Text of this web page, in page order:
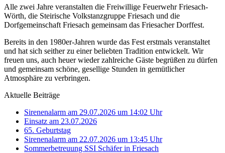
Alle zwei Jahre veranstalten die Freiwillige Feuerwehr Friesach-
Wörth, die Steirische Volkstanzgruppe Friesach und die
Dorfgemeinschaft Friesach gemeinsam das Friesacher Dorffest.
Bereits in den 1980er-Jahren wurde das Fest erstmals veranstaltet
und hat sich seither zu einer beliebten Tradition entwickelt. Wir
freuen uns, auch heuer wieder zahlreiche Gäste begrüßen zu dürfen
und gemeinsam schöne, gesellige Stunden in gemütlicher
Atmosphäre zu verbringen.
Aktuelle Beiträge
Sirenenalarm am 29.07.2026 um 14:02 Uhr
Einsatz am 23.07.2026
65. Geburtstag
Sirenenalarm am 22.07.2026 um 13:45 Uhr
Sommerbetreuung SSI Schäfer in Friesach